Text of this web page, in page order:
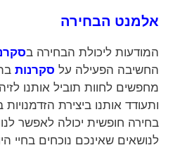
אלמנט הבחירה
המודעות ליכולת הבחירה ב
החשיבה הפעילה על סקרנות
מחפשים לחוות תוביל אותנו
ותעודד אותנו ביצירת
בחירה חופשית יכולה לאפשר
לנושאים שאינכם נוכחים בחיי